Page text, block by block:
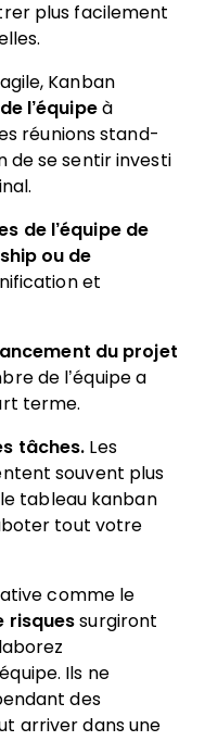
plus facilement
Kanban
l’équipeà
réunions stand-
de se sentir investi
de l’équipe de
ou de
et
du projet
de l’équipe a
terme.
tâches. Les
souvent plus
tableau kanban
tout votre
comme le
risques surgiront
Ils ne
des
arriver dans une